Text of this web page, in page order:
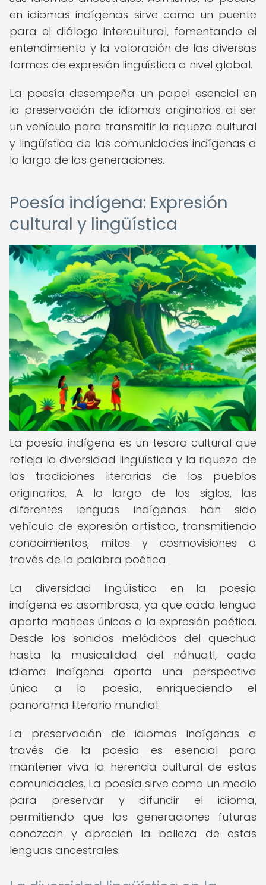
en idiomas indígenas sirve como un puente
para el diálogo intercultural, fomentando el
entendimiento y la valoración de las diversas
formas de expresión lingüística a nivel global.
La poesía desempeña un papel esencial en
la preservación de idiomas originarios al ser
un vehículo para transmitir la riqueza cultural
y lingüística de las comunidades indígenas a
lo largo de las generaciones.
Poesía indígena: Expresión
cultural y lingüística
La poesía indígena es un tesoro cultural que
refleja la diversidad lingüística y la riqueza de
las tradiciones literarias de los pueblos
originarios. A lo largo de los siglos, las
diferentes lenguas indígenas han sido
vehículo de expresión artística, transmitiendo
conocimientos, mitos y cosmovisiones a
través de la palabra poética.
La diversidad lingüística en la poesía
indígena es asombrosa, ya que cada lengua
aporta matices únicos a la expresión poética.
Desde los sonidos melódicos del quechua
hasta la musicalidad del náhuatl, cada
idioma indígena aporta una perspectiva
única a la poesía, enriqueciendo el
panorama literario mundial.
La preservación de idiomas indígenas a
través de la poesía es esencial para
mantener viva la herencia cultural de estas
comunidades. La poesía sirve como un medio
para preservar y difundir el idioma,
permitiendo que las generaciones futuras
conozcan y aprecien la belleza de estas
lenguas ancestrales.